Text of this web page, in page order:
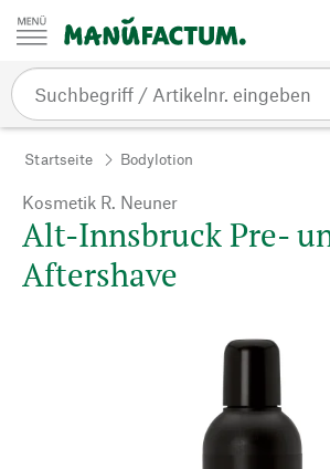
Zum Inhalt springen
Startseite Bodylotion
Kosmetik R. Neuner
Alt-Innsbruck Pre-
Aftershave